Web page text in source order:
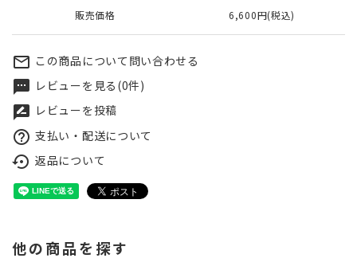
販売価格 6,600円(税込)
mail_outline この商品について問い合わせる
textsms レビューを見る(0件)
rate_review レビューを投稿
help_outline 支払い・配送について
settings_backup_restore 返品について
他の商品を探す